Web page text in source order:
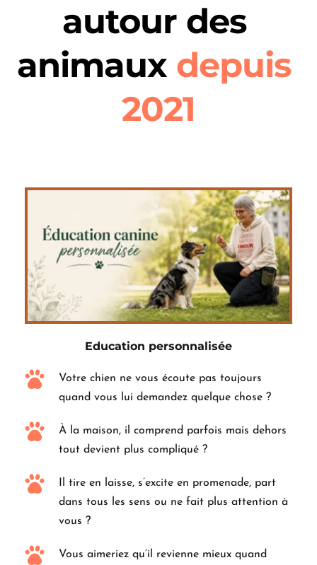
autour des
animaux depuis
2021
Education personnalisée
Votre chien ne vous écoute pas toujours
quand vous lui demandez quelque chose ?
À la maison, il comprend parfois mais dehors
tout devient plus compliqué ?
Il tire en laisse, s’excite en promenade, part
dans tous les sens ou ne fait plus attention à
vous ?
Vous aimeriez qu’il revienne mieux quand